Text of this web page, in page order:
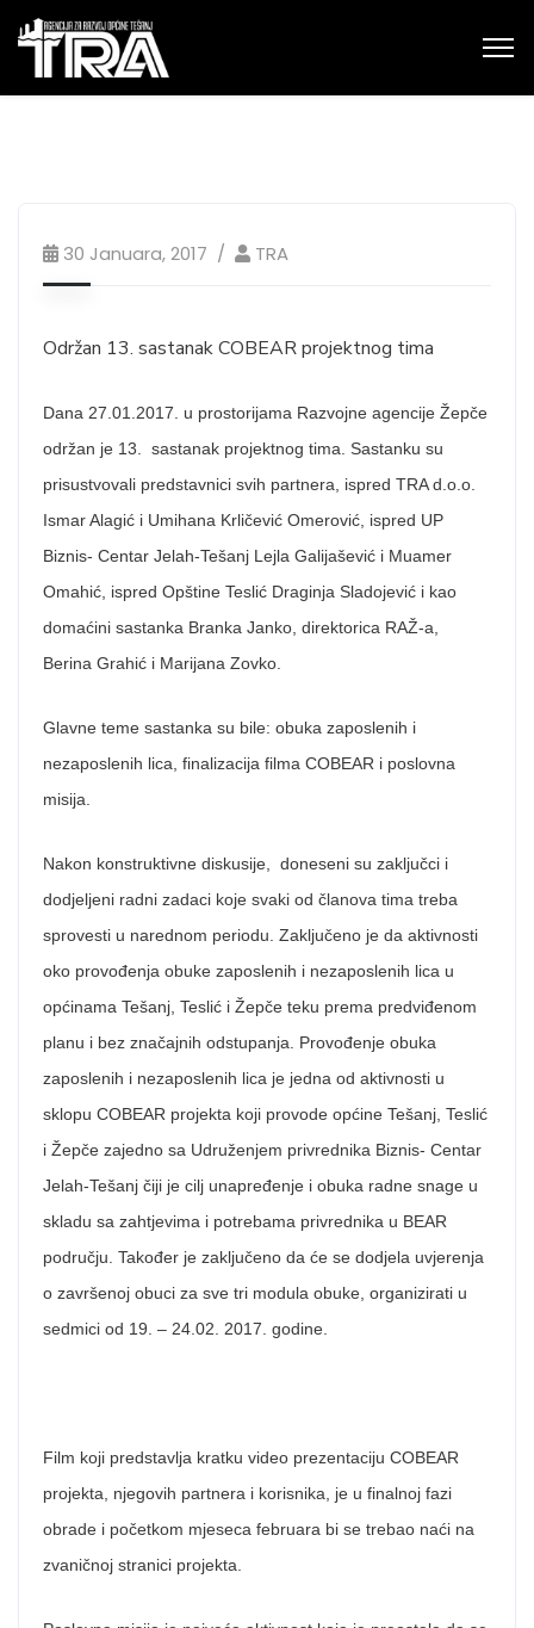
30 Januara, 2017 TRA
Održan 13. sastanak COBEAR projektnog tima
Dana 27.01.2017. u prostorijama Razvojne agencije Žepče
održan je 13. sastanak projektnog tima. Sastanku su
prisustvovali predstavnici svih partnera, ispred TRA d.o.o.
Ismar Alagić i Umihana Krličević Omerović, ispred UP
Biznis- Centar Jelah-Tešanj Lejla Galijašević i Muamer
Omahić, ispred Opštine Teslić Draginja Sladojević i kao
domaćini sastanka Branka Janko, direktorica RAŽ-a,
Berina Grahić i Marijana Zovko.
Glavne teme sastanka su bile: obuka zaposlenih i
nezaposlenih lica, finalizacija filma COBEAR i poslovna
misija.
Nakon konstruktivne diskusije, doneseni su zaključci i
dodjeljeni radni zadaci koje svaki od članova tima treba
sprovesti u narednom periodu. Zaključeno je da aktivnosti
oko provođenja obuke zaposlenih i nezaposlenih lica u
općinama Tešanj, Teslić i Žepče teku prema predviđenom
planu i bez značajnih odstupanja. Provođenje obuka
zaposlenih i nezaposlenih lica je jedna od aktivnosti u
sklopu COBEAR projekta koji provode općine Tešanj, Teslić
i Žepče zajedno sa Udruženjem privrednika Biznis- Centar
Jelah-Tešanj čiji je cilj unapređenje i obuka radne snage u
skladu sa zahtjevima i potrebama privrednika u BEAR
području. Također je zaključeno da će se dodjela uvjerenja
o završenoj obuci za sve tri modula obuke, organizirati u
sedmici od 19. – 24.02. 2017. godine.
Film koji predstavlja kratku video prezentaciju COBEAR
projekta, njegovih partnera i korisnika, je u finalnoj fazi
obrade i početkom mjeseca februara bi se trebao naći na
zvaničnoj stranici projekta.